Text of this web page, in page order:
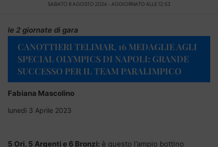
SABATO 8 AGOSTO 2026 - AGGIORNATO ALLE 12:53
le 2 giornate di gara
CANOTTIERI TELIMAR, 16 MEDAGLIE AGLI
SPECIAL OLYMPICS DI NAPOLI: GRANDE
SUCCESSO PER IL TEAM PARALIMPICO
Fabiana Mascolino
lunedì 3 Aprile 2023
5 Ori, 5 Argenti e 6 Bronzi: è questo l’ampio bottino